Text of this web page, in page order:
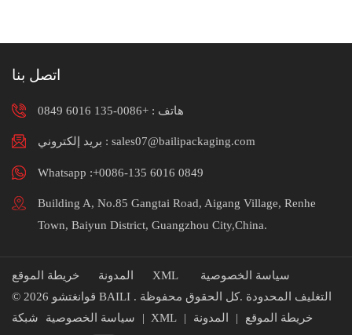
اتصل بنا
هاتف : +0086-135 6016 0849
بريد إلكتروني : sales07@bailipackaging.com
Whatsapp :+0086-135 6016 0849
Building A, No.85 Gangtai Road, Aigang Village, Renhe
Town, Baiyun District, Guangzhou City,China.
خريطة الموقع المدونة XML
سياسة الخصوصية
© 2026 قوانغتشو BAILI التغليف المحدودة .كل الحقوق محفوظة .
خريطة الموقع
| المدونة |
XML
| سياسة الخصوصية
شبكة